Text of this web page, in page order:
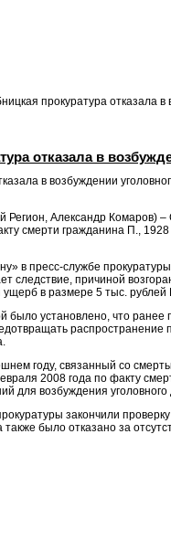
прокуратура отказала
отказала в
Регион, Александр Комаров)
смерти гражданина П.,
в пресс-службе
следствие, причиной
в размере 5 тыс.
было установлено, что
распространение
году, связанный со
2008 года по факту
для возбуждения
закончили
также было отказано за